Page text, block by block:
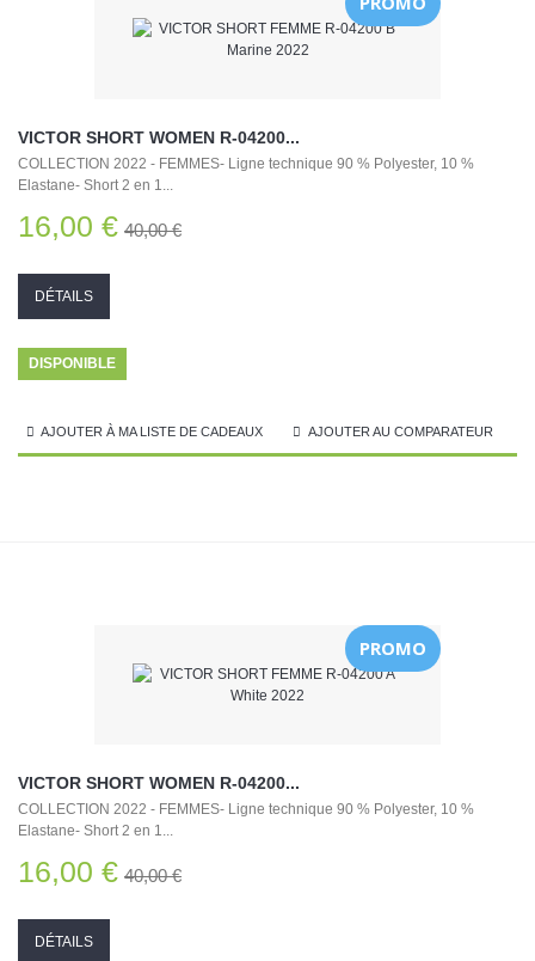
VICTOR SHORT WOMEN R-04200...
COLLECTION 2022 - FEMMES- Ligne technique 90 % Polyester, 10 %
Elastane- Short 2 en 1...
16,00 € 40,00 €
DÉTAILS
DISPONIBLE
AJOUTER À MA LISTE DE CADEAUX AJOUTER AU COMPARATEUR
PROMO
VICTOR SHORT WOMEN R-04200...
COLLECTION 2022 - FEMMES- Ligne technique 90 % Polyester, 10 %
Elastane- Short 2 en 1...
16,00 € 40,00 €
DÉTAILS